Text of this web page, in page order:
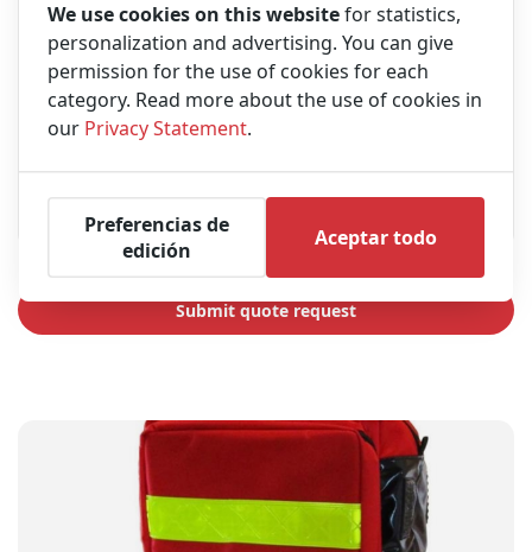
We use cookies on this websitefor statistics,
personalization and advertising. You can give
permission for the use of cookies for each
category. Read more about the use of cookies in
our Privacy Statement.
Preferencias de
edición
Aceptar todo